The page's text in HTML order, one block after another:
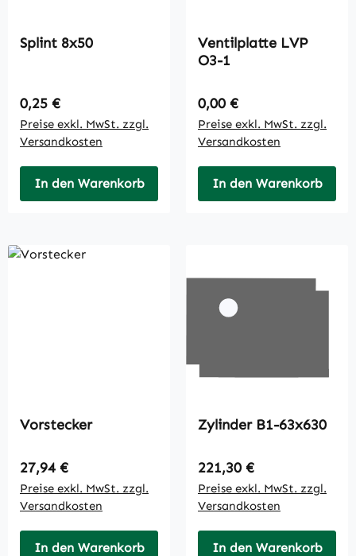
Splint 8x50
Regulärer Preis:
0,25 €
Preise exkl. MwSt. zzgl.
Versandkosten
In den Warenkorb
Ventilplatte LVP
O3-1
Regulärer Preis:
0,00 €
Preise exkl. MwSt. zzgl.
Versandkosten
In den Warenkorb
Vorstecker
Regulärer Preis:
27,94 €
Preise exkl. MwSt. zzgl.
Versandkosten
In den Warenkorb
Zylinder B1-63x630
Regulärer Preis:
221,30 €
Preise exkl. MwSt. zzgl.
Versandkosten
In den Warenkorb